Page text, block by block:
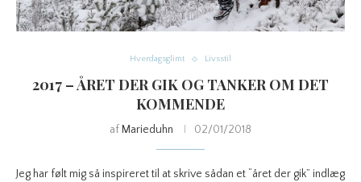
Hverdagsglimt Livsstil
2017 – ÅRET DER GIK OG TANKER OM DET
KOMMENDE
af Marieduhn 02/01/2018
Jeg har følt mig så inspireret til at skrive sådan et “året der gik” indlæg